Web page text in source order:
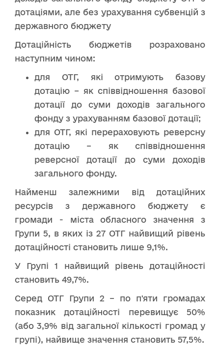
дотаціями, але без урахування субвенцій з
державного бюджету
Дотаційність бюджетів розраховано
наступним чином:
для ОТГ, які отримують базову
дотацію – як співвідношення базової
дотації до суми доходів загального
фонду з урахуванням базової дотації;
для ОТГ, які перераховують реверсну
дотацію – як співвідношення
реверсної дотації до суми доходів
загального фонду.
Найменш залежними від дотаційних
ресурсів з державного бюджету є
громади - міста обласного значення з
Групи 5, в яких із 27 ОТГ найвищий рівень
дотаційності становить лише 9,1%.
У Групі 1 найвищий рівень дотаційності
становить 49,7%.
Серед ОТГ Групи 2 – по п'яти громадах
показник дотаційності перевищує 50%
(або 3,9% від загальної кількості громад у
групі), найвище значення становить 57,5%.